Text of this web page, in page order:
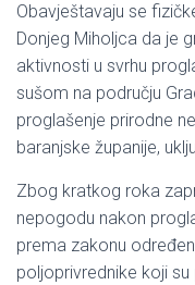
Obavještavaju se
Donjeg Miholjca da je
aktivnosti u svrhu
sušom na području
proglašenje prirodne
baranjske županije,
Zbog kratkog roka
nepogodu nakon
prema zakonu
poljoprivrednike koji